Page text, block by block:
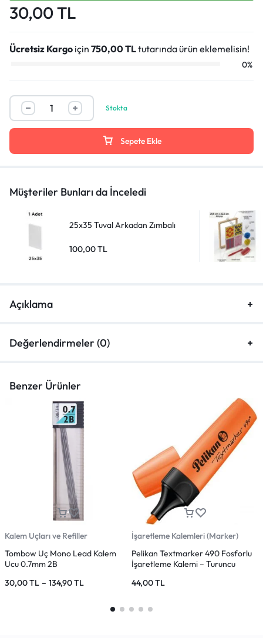
30,00TL
Ücretsiz Kargo için 750,00TLtutarında ürün eklemelisin!
0%
Stokta
Sepete Ekle
Müşteriler Bunları da İnceledi
25x35 Tuval Arkadan Zımbalı
100,00TL
Açıklama
Değerlendirmeler (0)
Benzer Ürünler
Kalem Uçları ve Refiller
Tombow Uç Mono Lead Kalem
Ucu 0.7mm 2B
30,00TL – 134,90TL
İşaretleme Kalemleri (Marker)
Pelikan Textmarker 490 Fosforlu
İşaretleme Kalemi – Turuncu
44,00TL